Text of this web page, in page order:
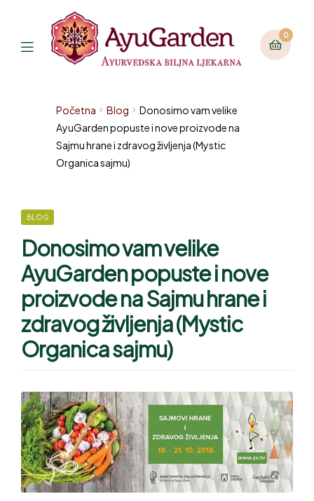
0
Početna Blog
Donosimo vam velike
AyuGarden popuste i nove proizvode na
Sajmu hrane i zdravog življenja (Mystic
Organica sajmu)
BLOG
Donosimo vam velike
AyuGarden popuste i nove
proizvode na Sajmu hrane i
zdravog življenja (Mystic
Organica sajmu)